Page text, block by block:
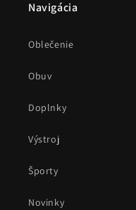
Navigácia
Oblečenie
Obuv
Doplnky
Výstroj
Športy
Novinky